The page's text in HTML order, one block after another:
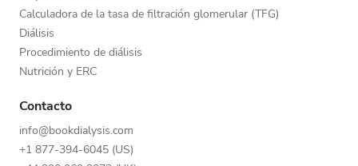
Calculadora de la tasa de filtración glomerular (TFG)
Diálisis
Procedimiento de diálisis
Nutrición y ERC
Contacto
info@bookdialysis.com
+1 877-394-6045 (US)